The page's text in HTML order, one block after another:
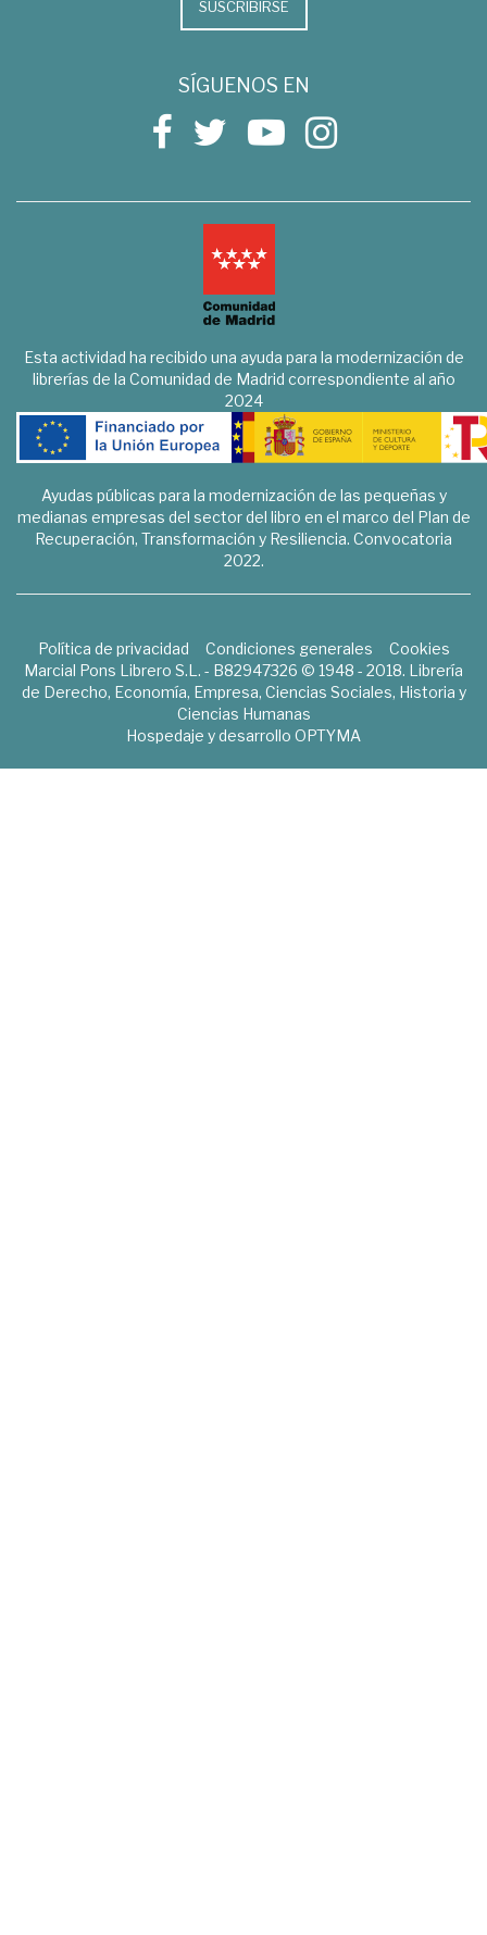
SUSCRIBIRSE
SÍGUENOS EN
Esta actividad ha recibido una ayuda para la modernización de
librerías de la Comunidad de Madrid correspondiente al año
2024
Ayudas públicas para la modernización de las pequeñas y
medianas empresas del sector del libro en el marco del Plan de
Recuperación, Transformación y Resiliencia. Convocatoria
2022.
Política de privacidad Condiciones generales
Cookies
Marcial Pons Librero S.L. - B82947326 © 1948 - 2018. Librería
de Derecho, Economía, Empresa, Ciencias Sociales, Historia y
Ciencias Humanas
Hospedaje y desarrollo OPTYMA